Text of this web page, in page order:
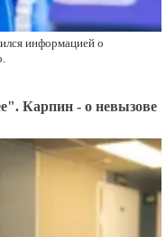
информацией о
Карпин - о невызове